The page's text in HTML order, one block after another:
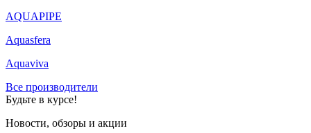
AQUAPIPE
Aquasfera
Aquaviva
Все производители
Будьте в курсе!
Новости, обзоры и акции